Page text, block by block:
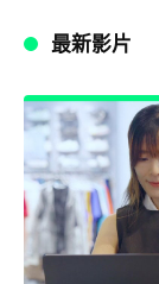
最新影片